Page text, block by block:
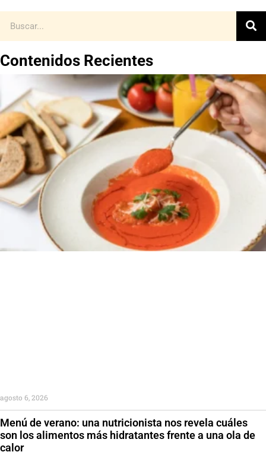
Contenidos Recientes
Menú de verano: una nutricionista nos revela cuáles
son los alimentos más hidratantes frente a una ola de
calor
agosto 6, 2026